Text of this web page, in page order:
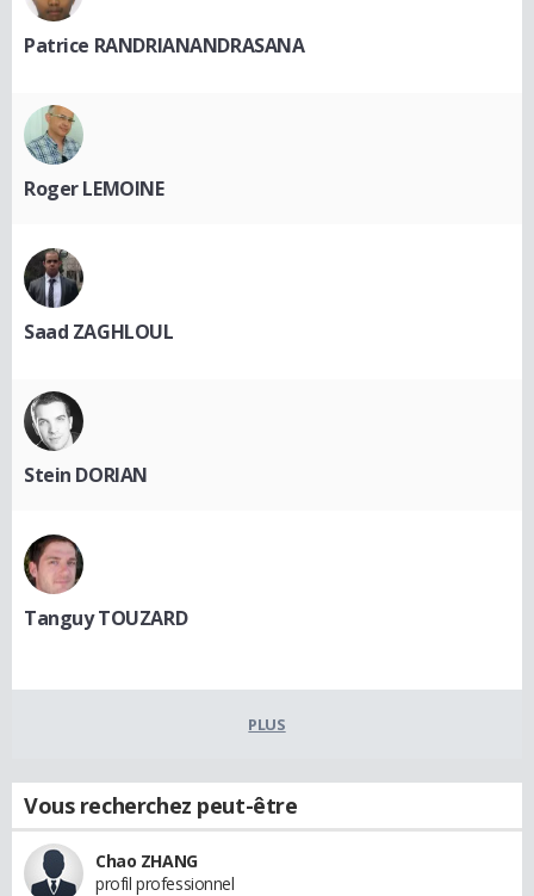
Patrice RANDRIANANDRASANA
Roger LEMOINE
Saad ZAGHLOUL
Stein DORIAN
Tanguy TOUZARD
PLUS
Vous recherchez peut-être
Chao ZHANG
profil professionnel